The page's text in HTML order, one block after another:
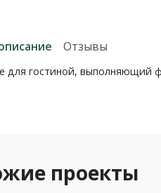
Отзывы
для гостиной, выполняющий
проекты